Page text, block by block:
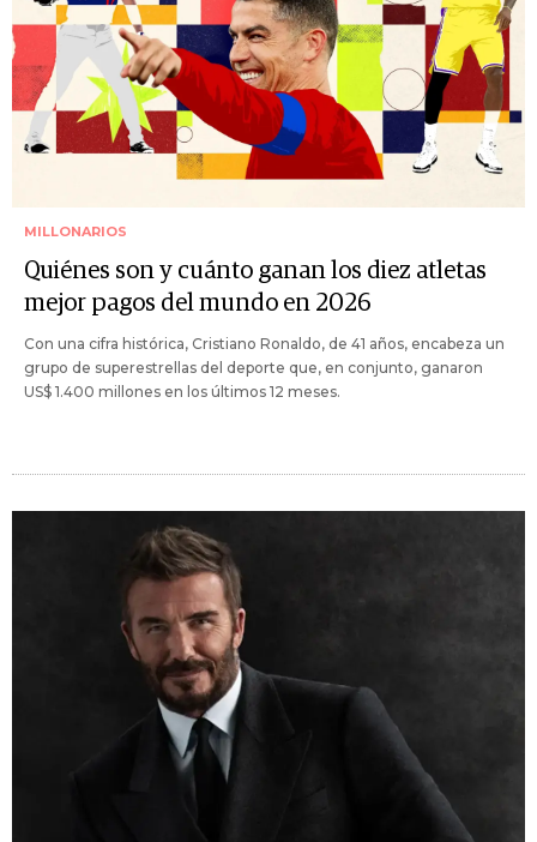
MILLONARIOS
Quiénes son y cuánto ganan los diez atletas
mejor pagos del mundo en 2026
Con una cifra histórica, Cristiano Ronaldo, de 41 años, encabeza un
grupo de superestrellas del deporte que, en conjunto, ganaron
US$ 1.400 millones en los últimos 12 meses.